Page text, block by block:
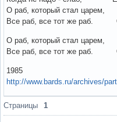
О раб, который стал
Все раб, все тот же раб.
О раб, который стал
Все раб, все тот же раб.
1985
http://www.bards.ru/archives/
Вне форума
Страницы 1